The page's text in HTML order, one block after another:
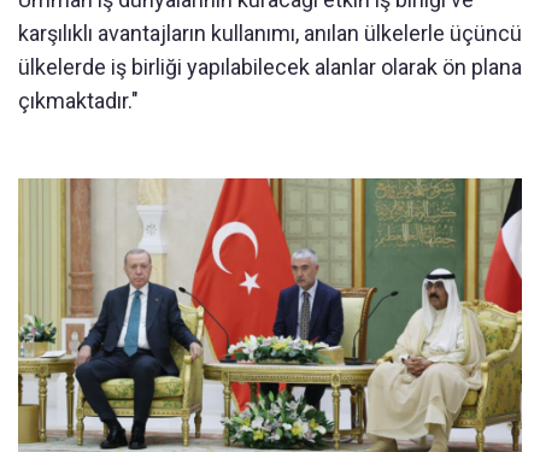
karşılıklı avantajların kullanımı, anılan ülkelerle üçüncü
ülkelerde iş birliği yapılabilecek alanlar olarak ön plana
çıkmaktadır."